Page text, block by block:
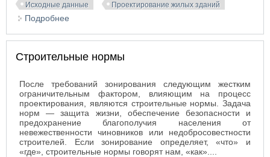
Исходные данные Проектирование жилых зданий
Подробнее
Строительные нормы
После требований зонирования следующим жестким
ограничительным фактором, влияющим на процесс
проектирования, являются строительные нормы. Задача
норм — защита жизни, обеспечение безопасности и
предохранение благополучия населения от
невежественности чиновников или недобросовестности
строителей. Если зонирование определяет, «что» и
«где», строительные нормы говорят нам, «как»....